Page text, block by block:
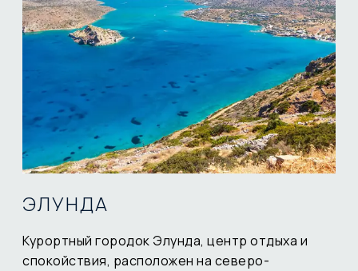
ЭЛУНДА
Курортный городок Элунда, центр отдыха и
спокойствия, расположен на северо-